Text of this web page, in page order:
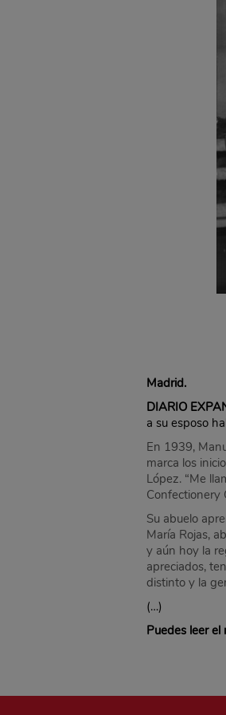
Madrid.
DIARIO
a su esposo
En 1939,
marca los
López. “Me
Confectionery
Su abuelo
María Rojas,
y aún hoy la
apreciados,
distinto y la
(…)
Puedes leer el